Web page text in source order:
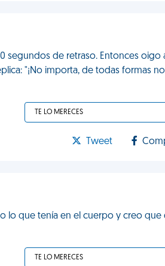
segundos de retraso. Entonces oigo
"¡No importa, de todas formas
TE LO MERECES
Tweet
lo que tenía en el cuerpo y creo que
TE LO MERECES